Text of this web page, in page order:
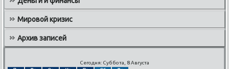
Мировой кризис
Архив записей
Сегодня: Суббота, 8 Августа